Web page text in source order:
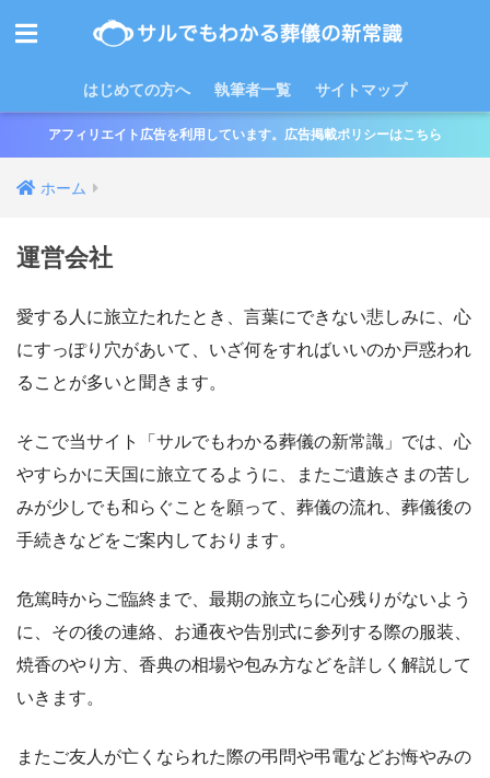
はじめての方へ 執筆者一覧 サイトマップ
アフィリエイト広告を利用しています。広告掲載ポリシーはこちら
ホーム
運営会社
愛する人に旅立たれたとき、言葉にできない悲しみに、心
にすっぽり穴があいて、いざ何をすればいいのか戸惑われ
ることが多いと聞きます。
そこで当サイト「サルでもわかる葬儀の新常識」では、心
やすらかに天国に旅立てるように、またご遺族さまの苦し
みが少しでも和らぐことを願って、葬儀の流れ、葬儀後の
手続きなどをご案内しております。
危篤時からご臨終まで、最期の旅立ちに心残りがないよう
に、その後の連絡、お通夜や告別式に参列する際の服装、
焼香のやり方、香典の相場や包み方などを詳しく解説して
いきます。
またご友人が亡くなられた際の弔問や弔電などお悔やみの